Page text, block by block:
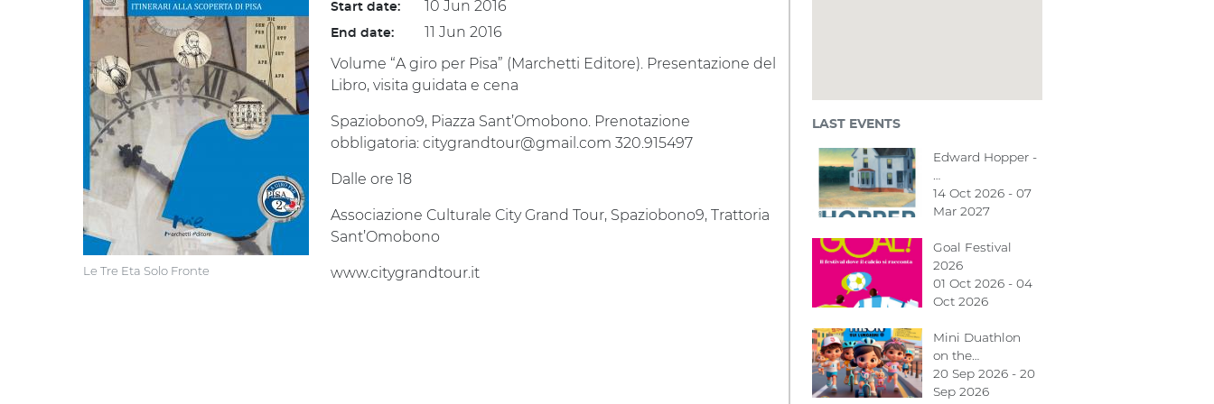
Le Tre Eta Solo Fronte
Start date: 10 Jun 2016
End date:
11 Jun 2016
Volume “A giro per Pisa” (Marchetti Editore). Presentazione del
Libro, visita guidata e cena
Spaziobono9, Piazza Sant’Omobono. Prenotazione
obbligatoria: citygrandtour@gmail.com 320.915497
Dalle ore 18
Associazione Culturale City Grand Tour, Spaziobono9, Trattoria
Sant’Omobono
www.citygrandtour.it
LAST EVENTS
Edward Hopper -
14 Oct 2026 - 07
Mar 2027
Goal Festival
2026
01 Oct 2026 - 04
Oct 2026
Mini Duathlon
on the…
20 Sep 2026 - 20
Sep 2026